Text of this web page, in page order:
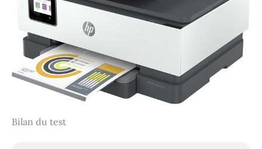
Bilan du test